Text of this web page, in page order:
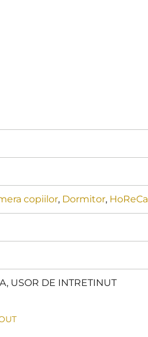
copiilor, Dormitor, HoReCa
USOR DE INTRETINUT